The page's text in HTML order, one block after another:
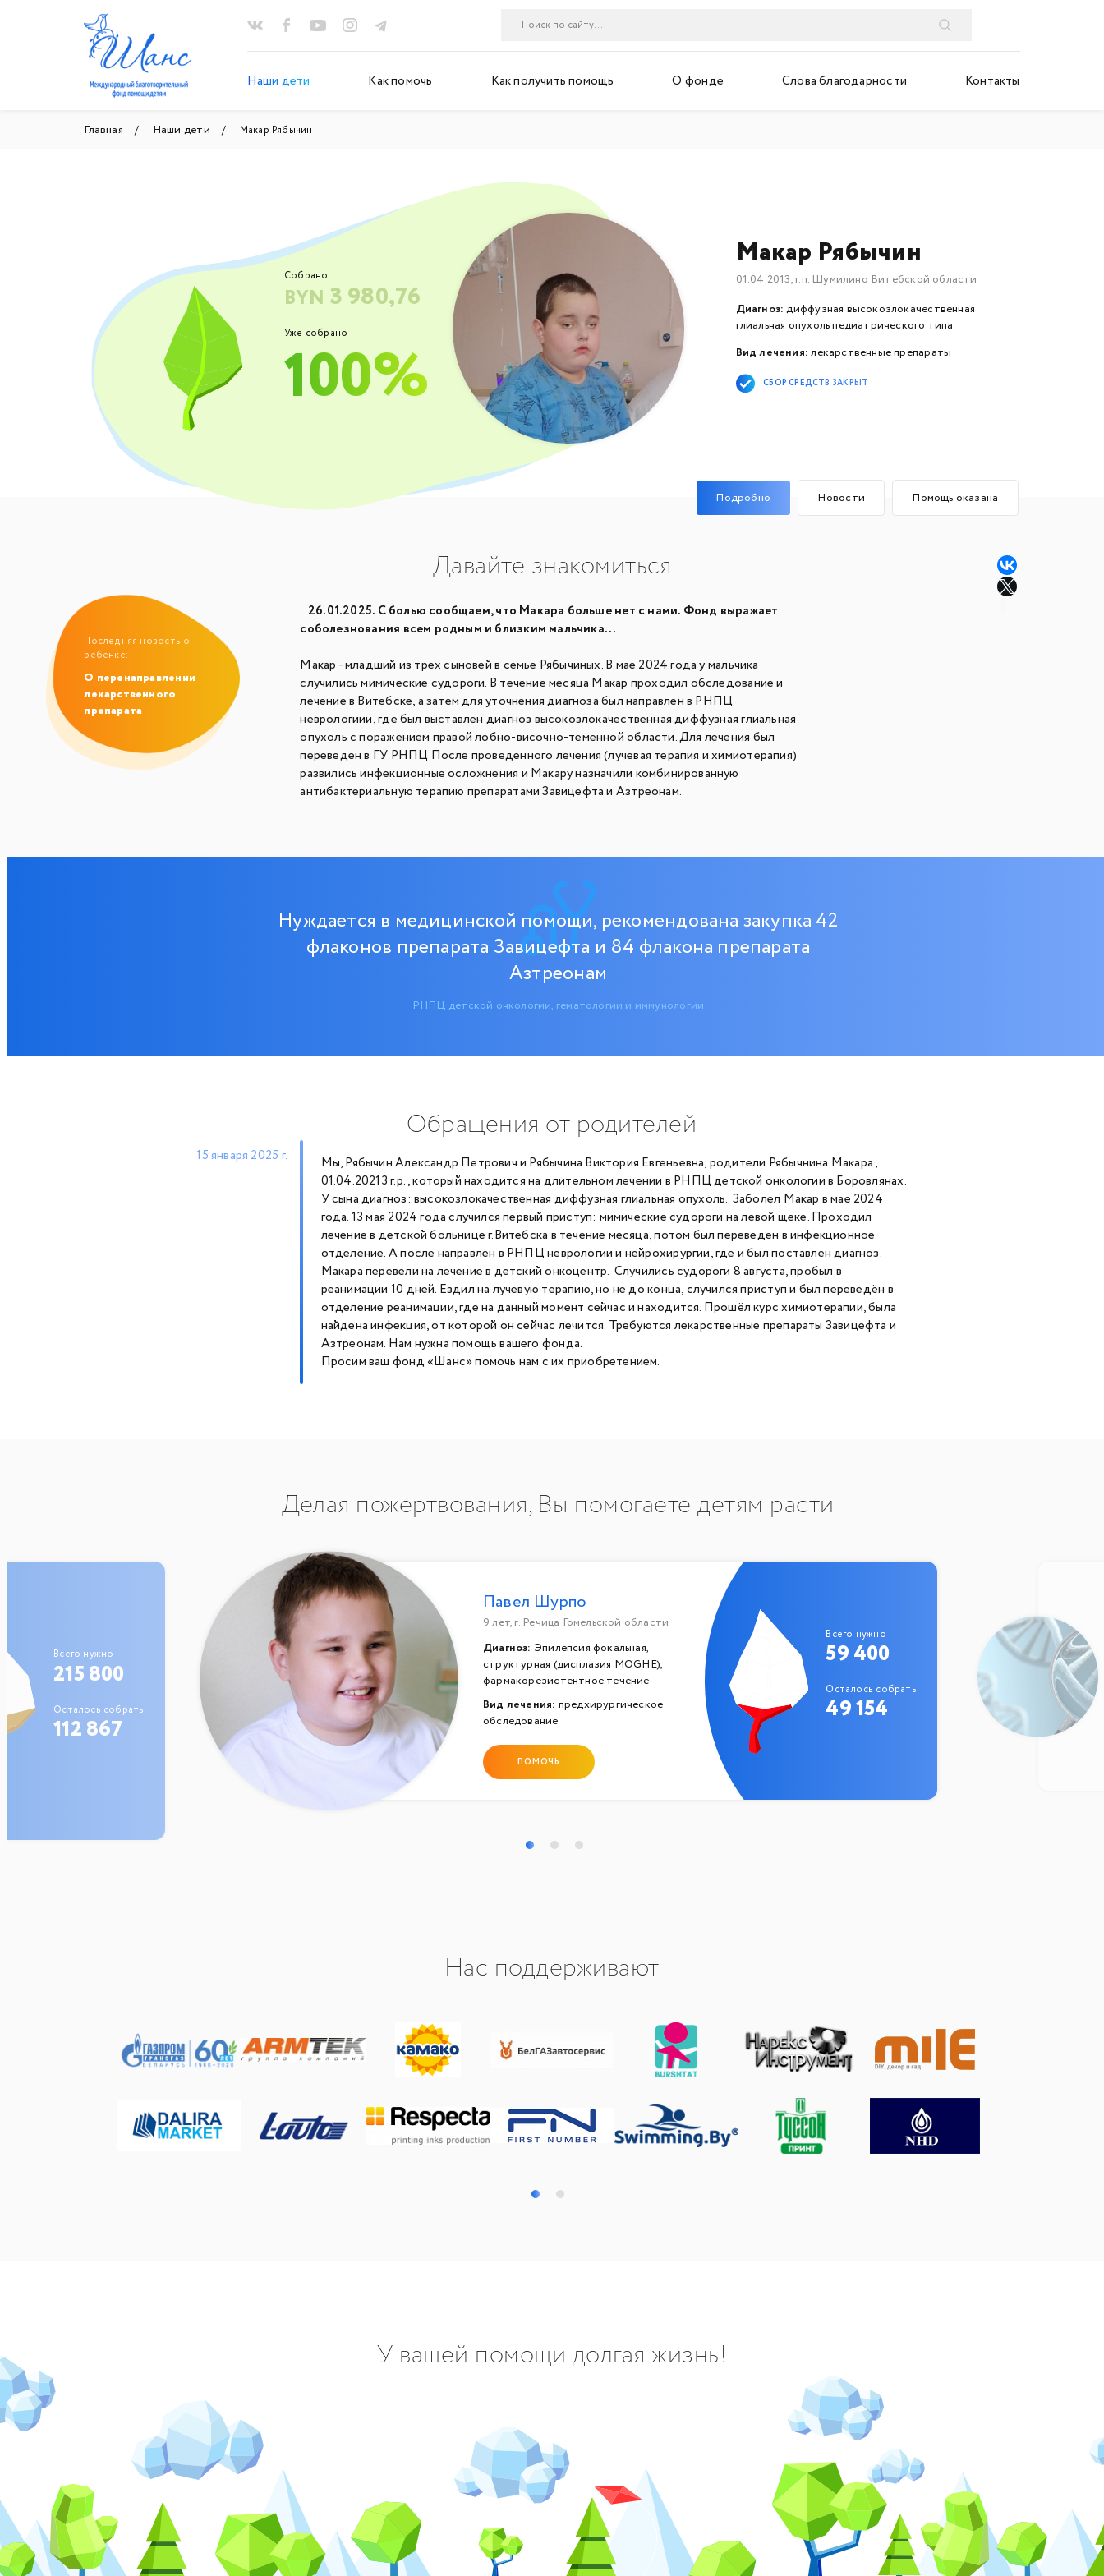
Наши дети Как помочь Как получить помощь О фонде Слова благодарности Контакты
Главная Наши дети Макар Рябычин
Собрано
BYN 3 980,76
Уже собрано
100%
Макар Рябычин
01.04.2013, г.п. Шумилино Витебской области
Диагноз: диффузная высокозлокачественная
глиальная опухоль педиатрического типа
Вид лечения: лекарственные препараты
СБОР СРЕДСТВ ЗАКРЫТ
Подробно Новости Помощь оказана
Давайте знакомиться
26.01.2025. С болью сообщаем, что Макара больше нет с нами. Фонд выражает
соболезнования всем родным и близким мальчика...
Макар - младший из трех сыновей в семье Рябычиных. В мае 2024 года у мальчика
случились мимические судороги. В течение месяца Макар проходил обследование и
лечение в Витебске, а затем для уточнения диагноза был направлен в РНПЦ
неврологиии, где был выставлен диагноз высокозлокачественная диффузная глиальная
опухоль с поражением правой лобно-височно-теменной области. Для лечения был
переведен в ГУ РНПЦ После проведенного лечения (лучевая терапия и химиотерапия)
развились инфекционные осложнения и Макару назначили комбинированную
антибактериальную терапию препаратами Завицефта и Азтреонам.
Последняя новость о
ребенке:
О перенаправлении
лекарственного
препарата
Нуждается в медицинской помощи, рекомендована закупка 42
флаконов препарата Завицефта и 84 флакона препарата
Азтреонам
РНПЦ детской онкологии, гематологии и иммунологии
Обращения от родителей
15 января 2025 г.
Мы, Рябычин Александр Петрович и Рябычина Виктория Евгеньевна, родители Рябычнина Макара ,
01.04.20213 г.р., который находится на длительном лечении в РНПЦ детской онкологии в Боровлянах.
У сына диагноз: высокозлокачественная диффузная глиальная опухоль. Заболел Макар в мае 2024
года. 13 мая 2024 года случился первый приступ: мимические судороги на левой щеке. Проходил
лечение в детской больнице г.Витебска в течение месяца, потом был переведен в инфекционное
отделение. А после направлен в РНПЦ неврологии и нейрохирургии, где и был поставлен диагноз.
Макара перевели на лечение в детский онкоцентр. Случились судороги 8 августа, пробыл в
реанимации 10 дней. Ездил на лучевую терапию, но не до конца, случился приступ и был переведён в
отделение реанимации, где на данный момент сейчас и находится. Прошёл курс химиотерапии, была
найдена инфекция, от которой он сейчас лечится. Требуются лекарственные препараты Завицефта и
Азтреонам. Нам нужна помощь вашего фонда.
Просим ваш фонд «Шанс» помочь нам с их приобретением.
Делая пожертвования, Вы помогаете детям расти
Всего нужно
215 800
Осталось собрать
112 867
Павел Шурпо
9 лет, г. Речица Гомельской области
Диагноз: Эпилепсия фокальная,
структурная (дисплазия MOGHE),
фармакорезистентное течение
Вид лечения: предхирургическое
обследование
ПОМОЧЬ
Всего нужно
59 400
Осталось собрать
49 154
Нас поддерживают
У вашей помощи долгая жизнь!